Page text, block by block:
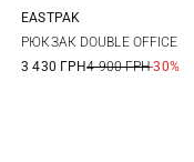
One Size
EASTPAK
РЮКЗАК DOUBLE OFFICE
3 430 ГРН4 900 ГРН-30%